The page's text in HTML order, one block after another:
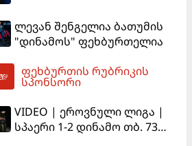
ლევან შენგელია ბათუმის
"დინამოს" ფეხბურთელია
ფეხბურთის რუბრიკის
სპონსორი
VIDEO | ეროვნული ლიგა |
სპაერი 1-2 დინამო თბ. 73